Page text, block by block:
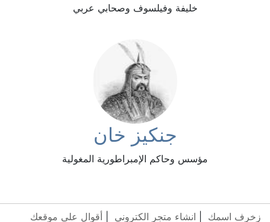
خليفة وفيلسوف وصحابي عربي
جنكيز خان
مؤسس وحاكم الإمبراطورية المغولية
زخرف اسمك انشاء متجر الكتروني أقوال على موقعك